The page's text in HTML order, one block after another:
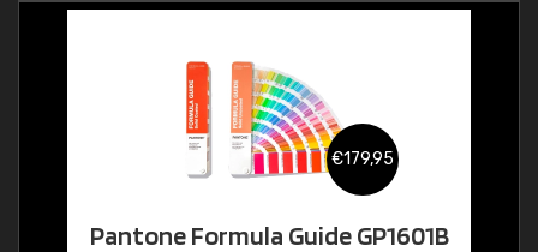
€179,95
Pantone Formula Guide GP1601B